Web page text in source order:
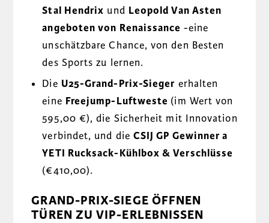
Stal Hendrix und Leopold Van Asten
angeboten von Renaissance -eine
unschätzbare Chance, von den Besten
des Sports zu lernen.
Die U25-Grand-Prix-Sieger erhalten
eine Freejump-Luftweste (im Wert von
595,00 €), die Sicherheit mit Innovation
verbindet, und die CSIJ GP Gewinner a
YETI Rucksack-Kühlbox & Verschlüsse
(€410,00).
GRAND-PRIX-SIEGE ÖFFNEN
TÜREN ZU VIP-ERLEBNISSEN